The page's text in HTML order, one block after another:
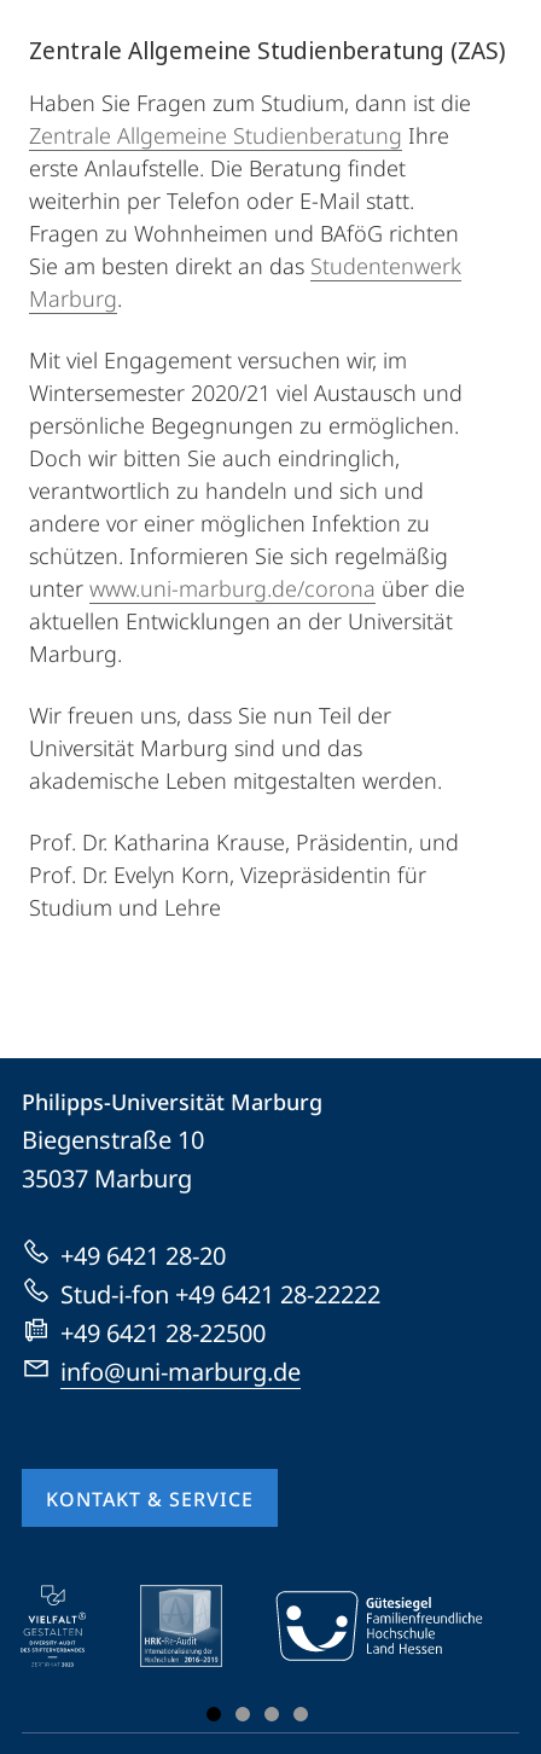
Zentrale Allgemeine Studienberatung (ZAS)
Haben Sie Fragen zum Studium, dann ist die
Zentrale Allgemeine Studienberatung Ihre
erste Anlaufstelle. Die Beratung findet
weiterhin per Telefon oder E-Mail statt.
Fragen zu Wohnheimen und BAföG richten
Sie am besten direkt an das Studentenwerk
Marburg.
Mit viel Engagement versuchen wir, im
Wintersemester 2020/21 viel Austausch und
persönliche Begegnungen zu ermöglichen.
Doch wir bitten Sie auch eindringlich,
verantwortlich zu handeln und sich und
andere vor einer möglichen Infektion zu
schützen. Informieren Sie sich regelmäßig
unter www.uni-marburg.de/corona über die
aktuellen Entwicklungen an der Universität
Marburg.
Wir freuen uns, dass Sie nun Teil der
Universität Marburg sind und das
akademische Leben mitgestalten werden.
Prof. Dr. Katharina Krause, Präsidentin, und
Prof. Dr. Evelyn Korn, Vizepräsidentin für
Studium und Lehre
Kontakt
und
Informationen
zur
Website
Kontaktinformationen
Philipps-
Universität
Philipps-Universität Marburg
Biegenstraße 10
35037 Marburg
+49 6421 28-20
Stud-i-fon +49 6421 28-22222
+49 6421 28-22500
info@uni-marburg.de
KONTAKT & SERVICE
Mobile-
Service-
Navigation
Social